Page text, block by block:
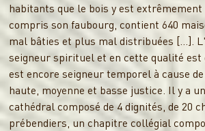
habitants que le bois y est
compris son faubourg, contient 640
mal bâties et plus mal distribuées […].
seigneur spirituel et en cette qualité
est encore seigneur temporel à cause
haute, moyenne et basse justice. Il y a
cathédral composé de 4 dignités, de 20
prébendiers, un chapitre collégial